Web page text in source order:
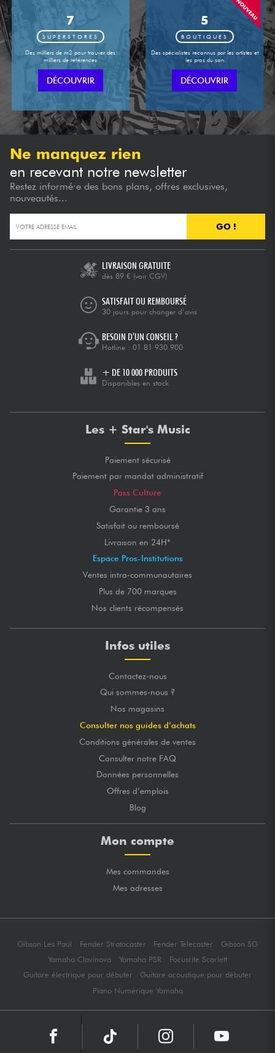
7
SUPERSTORES
Des milliers de m2 pour trouver des
milliers de références
DÉCOUVRIR
5
BOUTIQUES
Des spécialistes reconnus par les artistes et
les pros du son
DÉCOUVRIR
Ne manquez rien
en recevant notre newsletter
Restez informé·e des bons plans, offres exclusives,
nouveautés...
GO !
LIVRAISON GRATUITE
dès 89 € (voir CGV)
SATISFAIT OU REMBOURSÉ
30 jours pour changer d’avis
BESOIN D’UN CONSEIL ?
Hotline : 01 81 930 900
+ DE 10 000 PRODUITS
Disponibles en stock
Les + Star's Music
Paiement sécurisé
Paiement par mandat administratif
Pass Culture
Garantie 3 ans
Satisfait ou remboursé
Livraison en 24H*
Espace Pros-Institutions
Ventes intra-communautaires
Plus de 700 marques
Nos clients récompensés
Infos utiles
Contactez-nous
Qui sommes-nous ?
Nos magasins
Consulter nos guides d’achats
Conditions générales de ventes
Consulter notre FAQ
Données personnelles
Offres d’emplois
Blog
Mon compte
Mes commandes
Mes adresses
Gibson Les Paul Fender Stratocaster Fender Telecaster
Gibson SG
Yamaha Clavinova
Yamaha PSR
Focusrite Scarlett
Guitare électrique pour débuter
Guitare acoustique pour débuter
Piano Numérique Yamaha